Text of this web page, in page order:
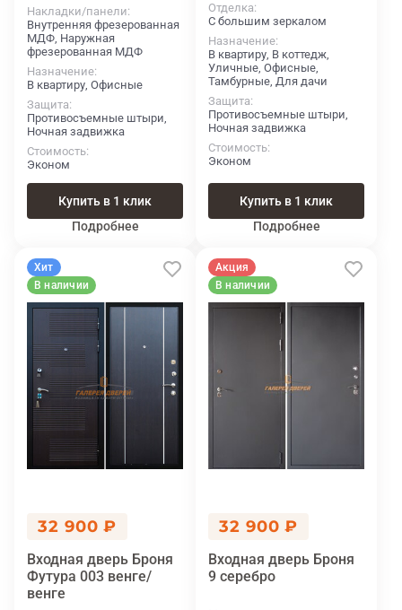
Накладки/панели
Внутренняя фрезерованная
МДФ, Наружная
фрезерованная МДФ
Назначение
В квартиру, Офисные
Защита
Противосъемные штыри,
Ночная задвижка
Стоимость
Эконом
Купить в 1 клик
Подробнее
Отделка
С большим зеркалом
Назначение
В квартиру, В коттедж,
Уличные, Офисные,
Тамбурные, Для дачи
Защита
Противосъемные штыри,
Ночная задвижка
Стоимость
Эконом
Купить в 1 клик
Подробнее
Хит
В наличии
32 900 ₽
Входная дверь Броня
Футура 003 венге/
венге
Акция
В наличии
32 900 ₽
Входная дверь Броня
9 серебро